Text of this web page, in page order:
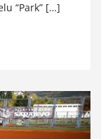
“Park” […]